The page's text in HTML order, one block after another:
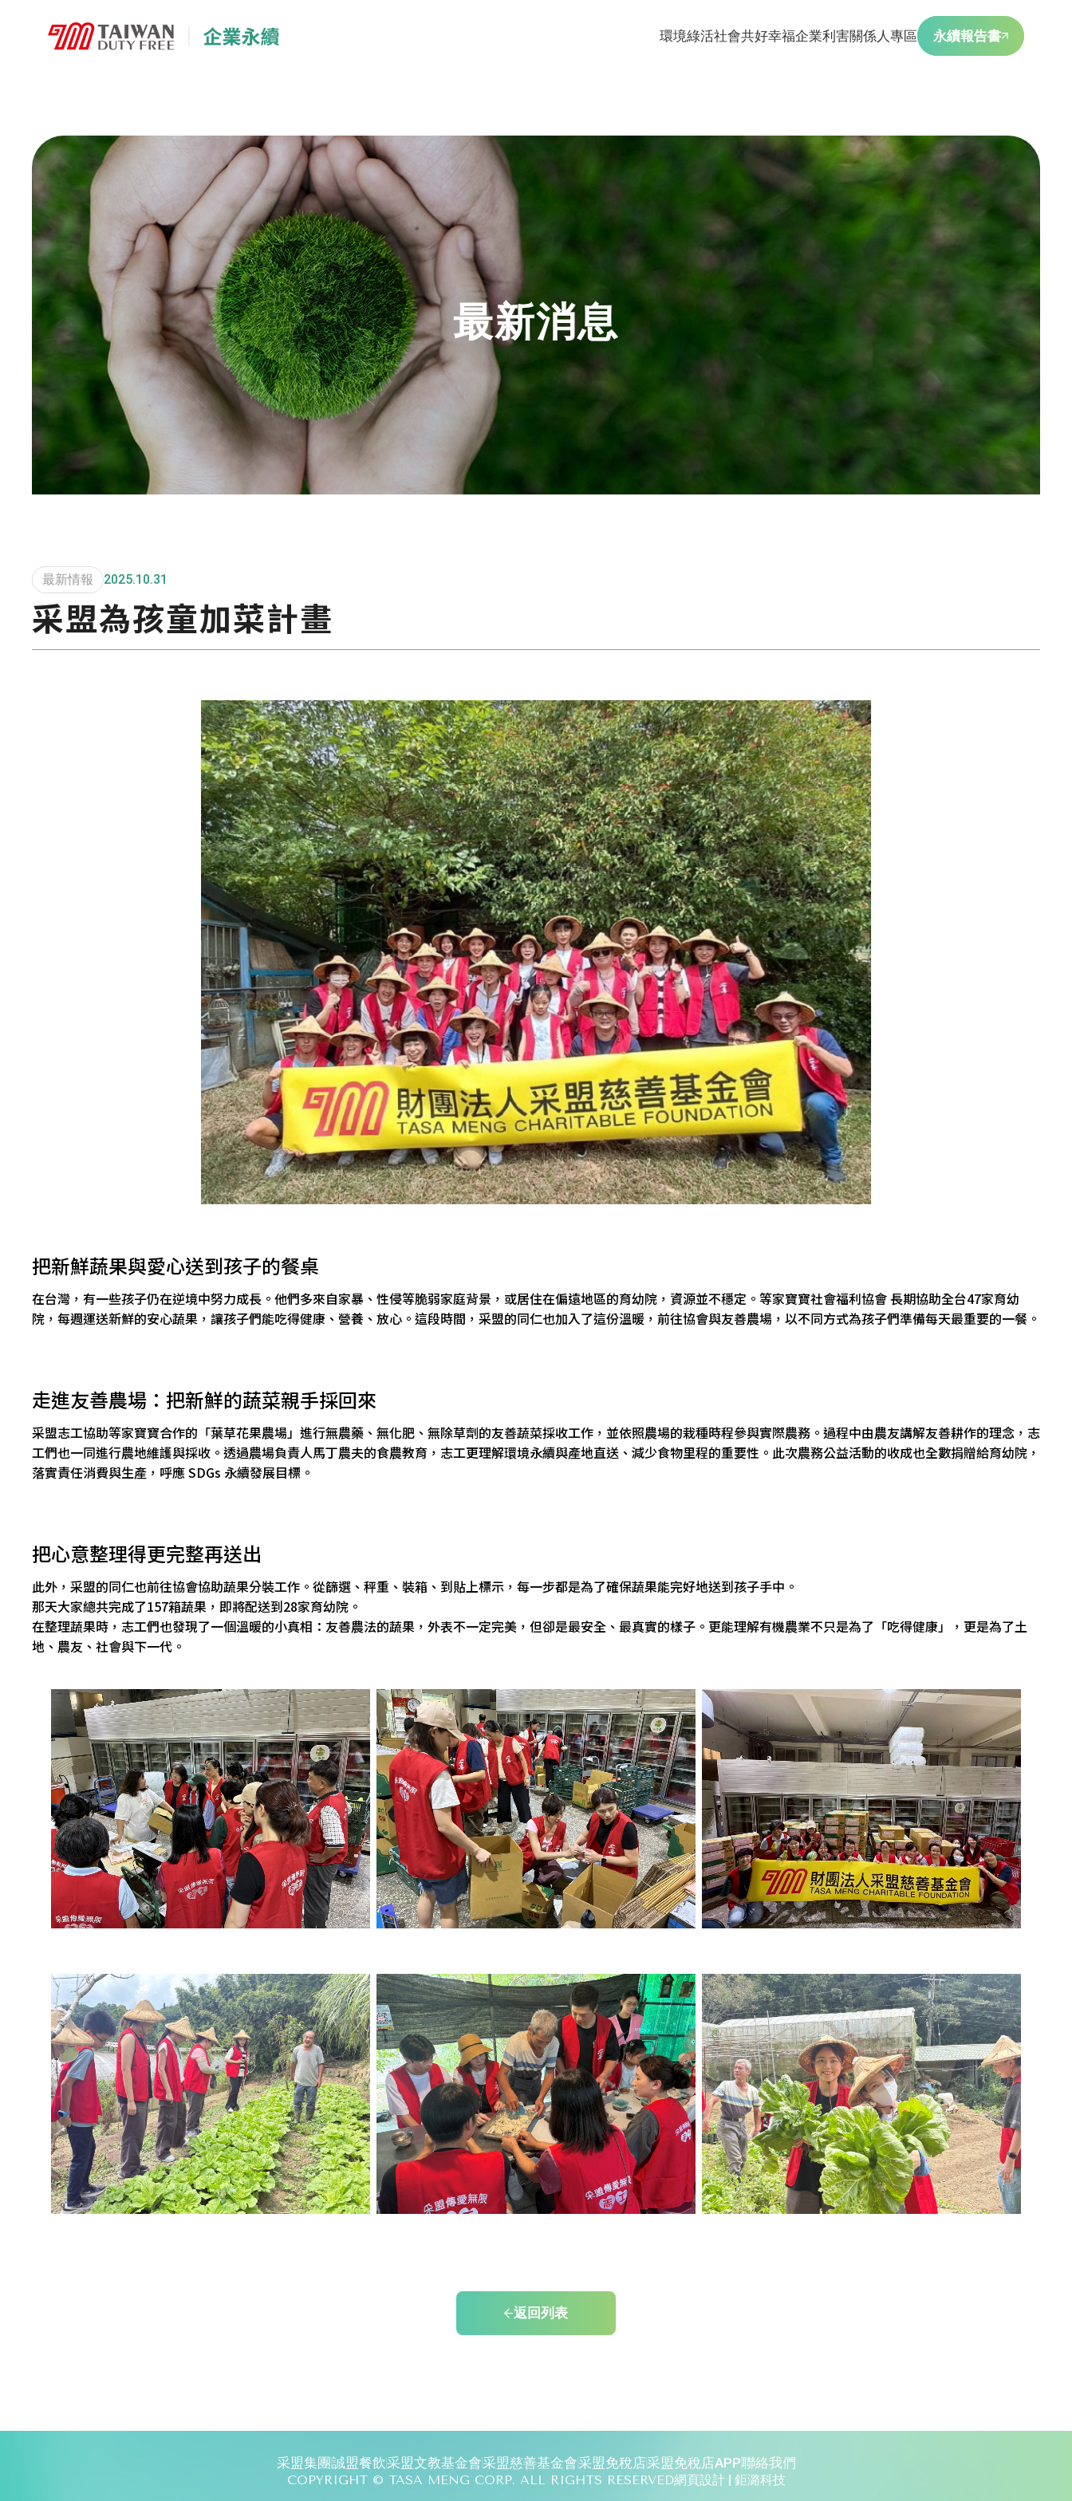
環境綠活社會共好幸福企業利害關係人專區 永續報告書
最新消息
最新情報 2025.10.31
采盟為孩童加菜計畫
把新鮮蔬果與愛心送到孩子的餐桌
在台灣，有一些孩子仍在逆境中努力成長。他們多來自家暴、性侵等脆弱家庭背景，或居住在偏遠地區的育幼院，資源並不穩定。等家寶寶社會福利協會 長期協助全台47家育幼
院，每週運送新鮮的安心蔬果，讓孩子們能吃得健康、營養、放心。這段時間，采盟的同仁也加入了這份溫暖，前往協會與友善農場，以不同方式為孩子們準備每天最重要的一餐。
走進友善農場：把新鮮的蔬菜親手採回來
采盟志工協助等家寶寶合作的「葉草花果農場」進行無農藥、無化肥、無除草劑的友善蔬菜採收工作，並依照農場的栽種時程參與實際農務。過程中由農友講解友善耕作的理念，志
工們也一同進行農地維護與採收。透過農場負責人馬丁農夫的食農教育，志工更理解環境永續與產地直送、減少食物里程的重要性。此次農務公益活動的收成也全數捐贈給育幼院，
落實責任消費與生產，呼應 SDGs 永續發展目標。
把心意整理得更完整再送出
此外，采盟的同仁也前往協會協助蔬果分裝工作。從篩選、秤重、裝箱、到貼上標示，每一步都是為了確保蔬果能完好地送到孩子手中。
那天大家總共完成了157箱蔬果，即將配送到28家育幼院。
在整理蔬果時，志工們也發現了一個溫暖的小真相：友善農法的蔬果，外表不一定完美，但卻是最安全、最真實的樣子。更能理解有機農業不只是為了「吃得健康」，更是為了土
地、農友、社會與下一代。
返回列表
采盟集團 誠盟餐飲采盟文教基金會采盟慈善基金會采盟免稅店采盟免稅店APP聯絡我們
COPYRIGHT © TASA MENG CORP. ALL RIGHTS RESERVED網頁設計 | 鉅潞科技